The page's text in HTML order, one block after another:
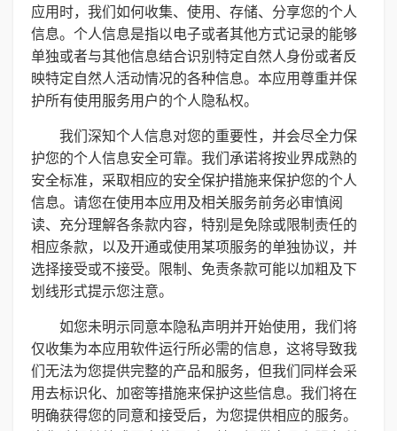
应用时，我们如何收集、使用、存储、分享您的个人
信息。个人信息是指以电子或者其他方式记录的能够
单独或者与其他信息结合识别特定自然人身份或者反
映特定自然人活动情况的各种信息。本应用尊重并保
护所有使用服务用户的个人隐私权。
我们深知个人信息对您的重要性，并会尽全力保
护您的个人信息安全可靠。我们承诺将按业界成熟的
安全标准，采取相应的安全保护措施来保护您的个人
信息。请您在使用本应用及相关服务前务必审慎阅
读、充分理解各条款内容，特别是免除或限制责任的
相应条款，以及开通或使用某项服务的单独协议，并
选择接受或不接受。限制、免责条款可能以加粗及下
划线形式提示您注意。
如您未明示同意本隐私声明并开始使用，我们将
仅收集为本应用软件运行所必需的信息，这将导致我
们无法为您提供完整的产品和服务，但我们同样会采
用去标识化、加密等措施来保护这些信息。我们将在
明确获得您的同意和接受后，为您提供相应的服务。